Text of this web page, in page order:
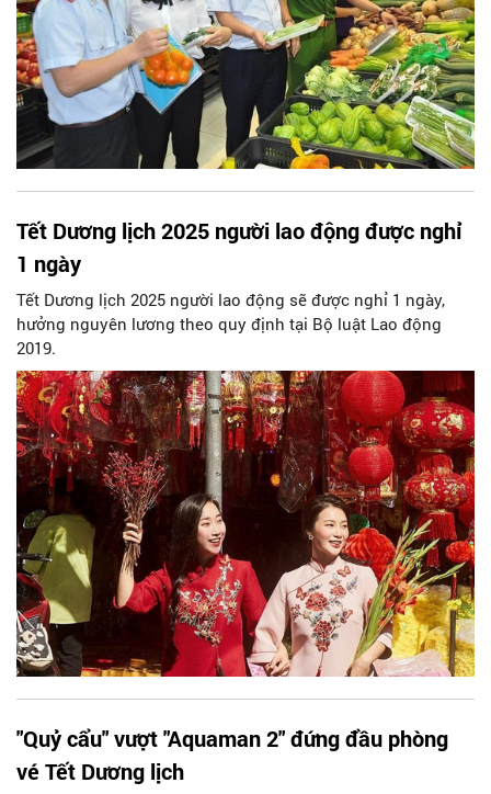
Tết Dương lịch 2025 người lao động được nghỉ
1 ngày
Tết Dương lịch 2025 người lao động sẽ được nghỉ 1 ngày,
hưởng nguyên lương theo quy định tại Bộ luật Lao động
2019.
"Quỷ cẩu" vượt "Aquaman 2" đứng đầu phòng
vé Tết Dương lịch